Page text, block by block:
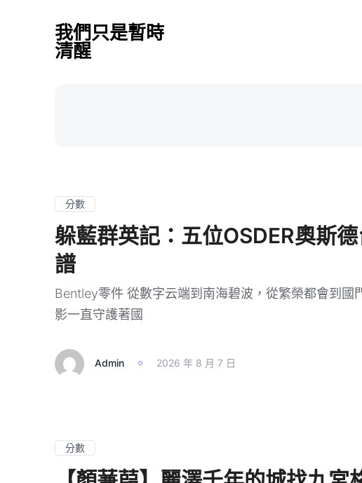
我們只是暫時
清醒
分數
躲藍群英記：五位OSDER奧斯
譜
Bentley零件 從數字云端到南海碧波，從繁榮都會到
影一直守護著國
Admin 2026 年 8 月 7 日
分數